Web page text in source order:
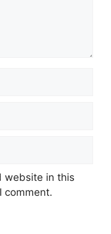
website in this
comment.